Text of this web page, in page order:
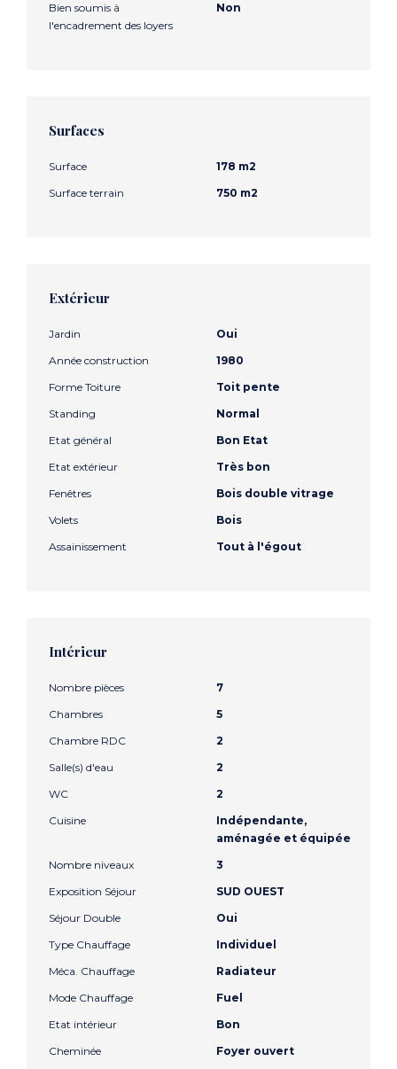
Bien soumis à
l'encadrement des loyers
Non
Surfaces
Surface
178 m2
Surface terrain
750 m2
Extérieur
Jardin
Oui
Année construction
1980
Forme Toiture
Toit pente
Standing
Normal
Etat général
Bon Etat
Etat extérieur
Très bon
Fenêtres
Bois double vitrage
Volets
Bois
Assainissement
Tout à l'égout
Intérieur
Nombre pièces
7
Chambres
5
Chambre RDC
2
Salle(s) d'eau
2
WC
2
Cuisine
Indépendante,
aménagée et équipée
Nombre niveaux
3
Exposition Séjour
SUD OUEST
Séjour Double
Oui
Type Chauffage
Individuel
Méca. Chauffage
Radiateur
Mode Chauffage
Fuel
Etat intérieur
Bon
Cheminée
Foyer ouvert